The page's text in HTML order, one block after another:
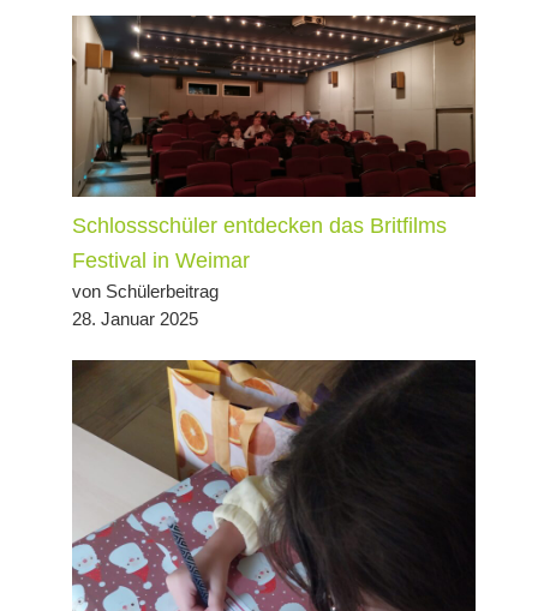
Schlossschüler entdecken das Britfilms
Festival in Weimar
von Schülerbeitrag
28. Januar 2025